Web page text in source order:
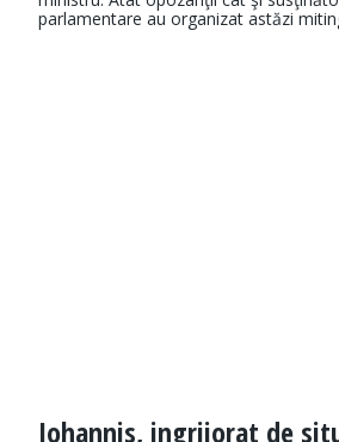
parlamentare au organizat astăzi
Iohannis, ingrijorat de